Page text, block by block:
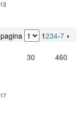
1234-7
30 460